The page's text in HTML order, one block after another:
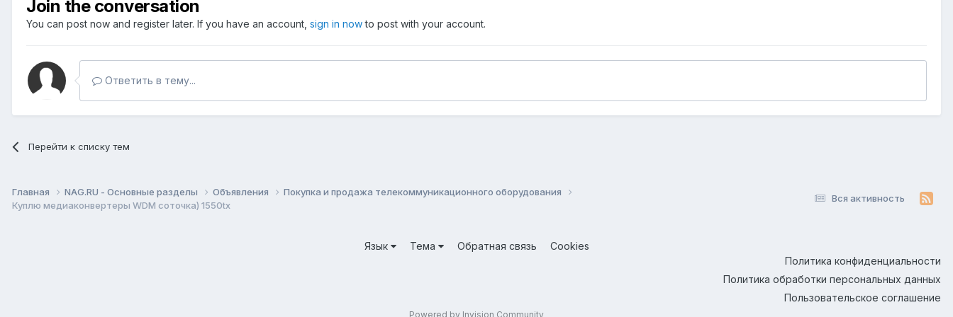
Join the conversation
You can post now and register later. If you have an account, sign in nowto post with your account.
Ответить в тему...
Перейти к списку тем
Вся активность
Главная NAG.RU - Основные разделы Объявления
Покупка и продажа телекоммуникационного оборудования
Куплю медиаконвертеры WDM соточка) 1550tx
Язык Тема Обратная связь
Cookies
Политика конфиденциальности
Политика обработки персональных данных
Пользовательское соглашение
Powered by Invision Community